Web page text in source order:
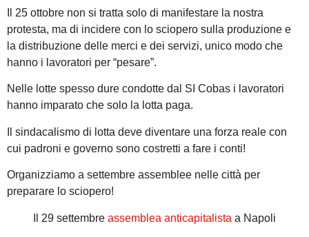
Il 25 ottobre non si tratta solo di manifestare la nostra
protesta, ma di incidere con lo sciopero sulla produzione e
la distribuzione delle merci e dei servizi, unico modo che
hanno i lavoratori per “pesare”.
Nelle lotte spesso dure condotte dal SI Cobas i lavoratori
hanno imparato che solo la lotta paga.
Il sindacalismo di lotta deve diventare una forza reale con
cui padroni e governo sono costretti a fare i conti!
Organizziamo a settembre assemblee nelle città per
preparare lo sciopero!
Il 29 settembre assemblea anticapitalista a Napoli